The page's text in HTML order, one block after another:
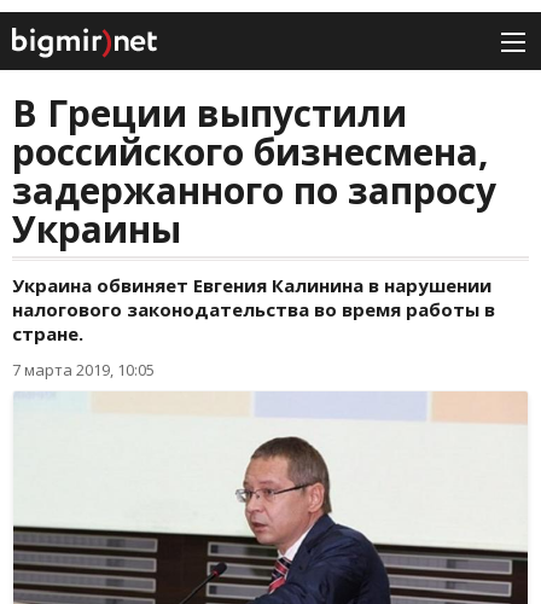
В Греции выпустили
российского бизнесмена,
задержанного по запросу
Украины
Украина обвиняет Евгения Калинина в нарушении
налогового законодательства во время работы в
стране.
7 марта 2019, 10:05